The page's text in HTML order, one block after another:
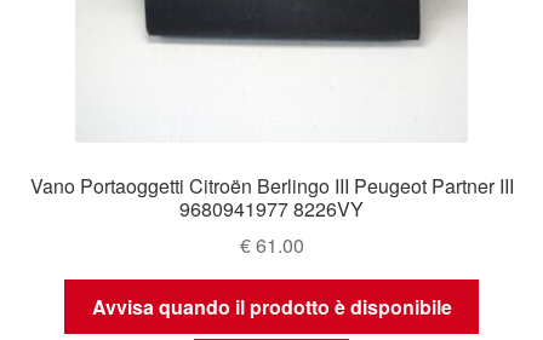
Vano Portaoggetti Citroën Berlingo III Peugeot Partner III
9680941977 8226VY
€61.00
Avvisa quando il prodotto è disponibile